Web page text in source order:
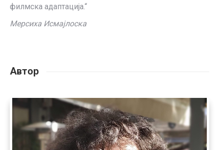
филмска адаптација.“
Мерсиха Исмајлоска
Автор